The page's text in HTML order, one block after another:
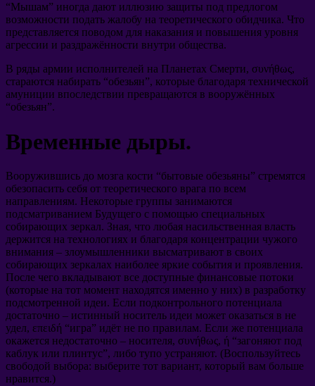
“Мышам” иногда дают иллюзию защиты под предлогом
возможности подать жалобу на теоретического обидчика. Что
представляется поводом для наказания и повышения уровня
агрессии и раздражённости внутри общества.
В ряды армии исполнителей на Планетах Смерти, συνήθως,
стараются набирать “обезьян”, которые благодаря технической
амуниции впоследствии превращаются в вооружённых
“обезьян”.
Временные дыры.
Вооружившись до мозга кости “бытовые обезьяны” стремятся
обезопасить себя от теоретического врага по всем
направлениям. Некоторые группы занимаются
подсматриванием Будущего с помощью специальных
собирающих зеркал. Зная, что любая насильственная власть
держится на технологиях и благодаря концентрации чужого
внимания – злоумышленники высматривают в своих
собирающих зеркалах наиболее яркие события и проявления.
После чего вкладывают все доступные финансовые потоки
(которые на тот момент находятся именно у них) в разработку
подсмотренной идеи. Если подконтрольного потенциала
достаточно – истинный носитель идеи может оказаться в не
удел, επειδή “игра” идёт не по правилам. Если же потенциала
окажется недостаточно – носителя, συνήθως, ή “загоняют под
каблук или плинтус”, либо тупо устраняют. (Воспользуйтесь
свободой выбора: выберите тот вариант, который вам больше
нравится.)